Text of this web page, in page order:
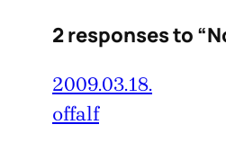
2 responses to
2009.03.18.
offalf